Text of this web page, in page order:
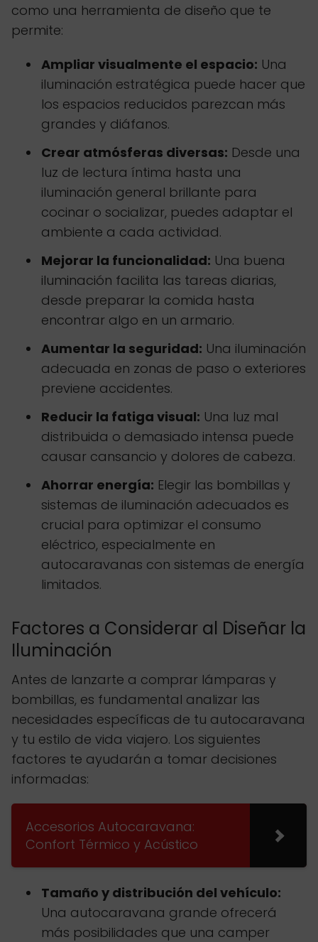
como una herramienta de diseño que te
permite:
Ampliar visualmente el espacio: Una
iluminación estratégica puede hacer que
los espacios reducidos parezcan más
grandes y diáfanos.
Crear atmósferas diversas: Desde una
luz de lectura íntima hasta una
iluminación general brillante para
cocinar o socializar, puedes adaptar el
ambiente a cada actividad.
Mejorar la funcionalidad: Una buena
iluminación facilita las tareas diarias,
desde preparar la comida hasta
encontrar algo en un armario.
Aumentar la seguridad: Una iluminación
adecuada en zonas de paso o exteriores
previene accidentes.
Reducir la fatiga visual: Una luz mal
distribuida o demasiado intensa puede
causar cansancio y dolores de cabeza.
Ahorrar energía: Elegir las bombillas y
sistemas de iluminación adecuados es
crucial para optimizar el consumo
eléctrico, especialmente en
autocaravanas con sistemas de energía
limitados.
Factores a Considerar al Diseñar la
Iluminación
Antes de lanzarte a comprar lámparas y
bombillas, es fundamental analizar las
necesidades específicas de tu autocaravana
y tu estilo de vida viajero. Los siguientes
factores te ayudarán a tomar decisiones
informadas:
Accesorios Autocaravana:
Confort Térmico y Acústico
Tamaño y distribución del vehículo:
Una autocaravana grande ofrecerá
más posibilidades que una camper